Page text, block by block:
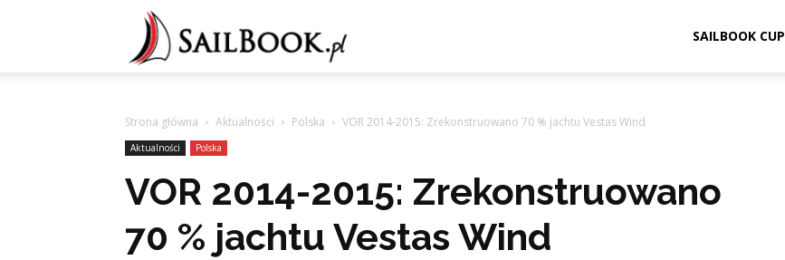
SAILBOOK CUP
Strona główna Aktualności Polska VOR 2014-2015: Zrekonstruowano 70 % jachtu Vestas Wind
Aktualności Polska
VOR 2014-2015: Zrekonstruowano
70 % jachtu Vestas Wind